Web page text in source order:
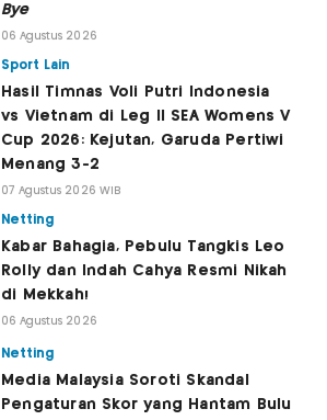
Bye
06 Agustus 2026
Sport Lain
Hasil Timnas Voli Putri Indonesia
vs Vietnam di Leg II SEA Womens V
Cup 2026: Kejutan, Garuda Pertiwi
Menang 3-2
07 Agustus 2026 WIB
Netting
Kabar Bahagia, Pebulu Tangkis Leo
Rolly dan Indah Cahya Resmi Nikah
di Mekkah!
06 Agustus 2026
Netting
Media Malaysia Soroti Skandal
Pengaturan Skor yang Hantam Bulu